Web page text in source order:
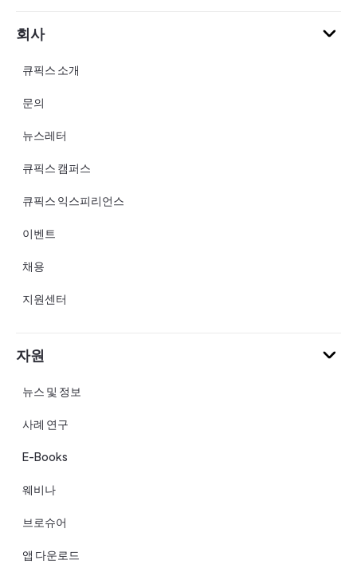
회사
큐픽스 소개
문의
뉴스레터
큐픽스 캠퍼스
큐픽스 익스피리언스
이벤트
채용
지원센터
자원
뉴스 및 정보
사례 연구
E-Books
웨비나
브로슈어
앱 다운로드